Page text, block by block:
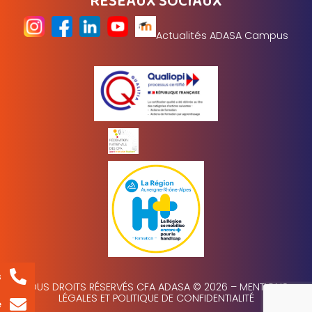
Actualités ADASA Campus
TOUS DROITS RÉSERVÉS CFA ADASA © 2026 – MENTIONS
LÉGALES ET POLITIQUE DE CONFIDENTIALITÉ